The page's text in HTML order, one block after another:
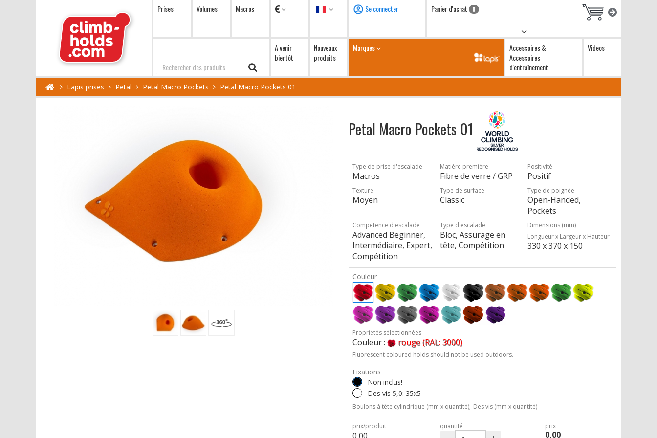
Prises Volumes Macros Devises Langue Se connecter Panier d'achat 0
Chercher
A venir
bientôt
Nouveaux
produits
Marques
Accessoires &
Accessoires
d'entraînement
Videos
Lapis prises Petal Petal Macro Pockets Petal Macro Pockets 01
Petal Macro Pockets 01
Type de prise d'escalade
Macros
Matière première
Fibre de verre / GRP
Positivité
Positif
Texture
Moyen
Type de surface
Classic
Type de poignée
Open-Handed,
Pockets
Competence d'escalade
Advanced Beginner,
Intermédiaire, Expert,
Compétition
Type d'escalade
Bloc, Assurage en
tête, Compétition
Dimensions (mm)
Longueur x Largeur x Hauteur
330 x 370 x 150
Couleur
Propriétés sélectionnées
Couleur : rouge (RAL: 3000)
Fluorescent coloured holds should not be used outdoors.
Fixations
Non inclus!
Des vis 5,0: 35x5
Boulons à tête cylindrique (mm x quantité); Des vis (mm x quantité)
prix/produit
0,00
quantité prix
0,00